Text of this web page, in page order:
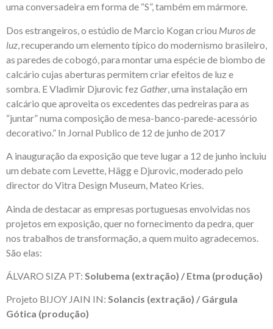
uma conversadeira em forma de “S”, também em mármore.
Dos estrangeiros, o estúdio de Marcio Kogan criou Muros de
luz , recuperando um elemento típico do modernismo brasileiro,
as paredes de cobogó, para montar uma espécie de biombo de
calcário cujas aberturas permitem criar efeitos de luz e
sombra. E Vladimir Djurovic fez Gather , uma instalação em
calcário que aproveita os excedentes das pedreiras para as
“juntar” numa composição de mesa-banco-parede-acessório
decorativo.” In Jornal Publico de 12 de junho de 2017
A inauguração da exposição que teve lugar a 12 de junho incluiu
um debate com Levette, Hägg e Djurovic, moderado pelo
director do Vitra Design Museum, Mateo Kries.
Ainda de destacar as empresas portuguesas envolvidas nos
projetos em exposição, quer no fornecimento da pedra, quer
nos trabalhos de transformação, a quem muito agradecemos.
São elas:
ÁLVARO SIZA PT: Solubema (extração) / Etma (produção)
Projeto BIJOY JAIN IN: Solancis (extração) / Gárgula
Gótica (produção)